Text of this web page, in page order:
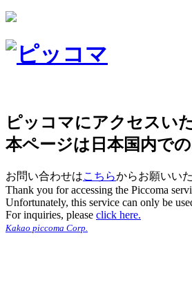
ピッコマにアクセスい
本ページは日本国内で
お問い合わせはこちらからお願いい
Thank you for accessing the Piccoma
Unfortunately, this service can only be
For inquiries, please click here.
Kakao piccoma Corp.